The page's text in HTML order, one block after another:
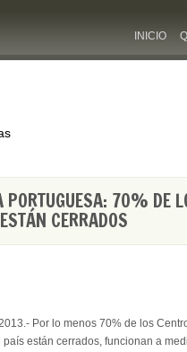
INICIO
PORTUGUESA: 70% DE
CERRADOS
Por lo menos 70% de los
están cerrados, funcionan a